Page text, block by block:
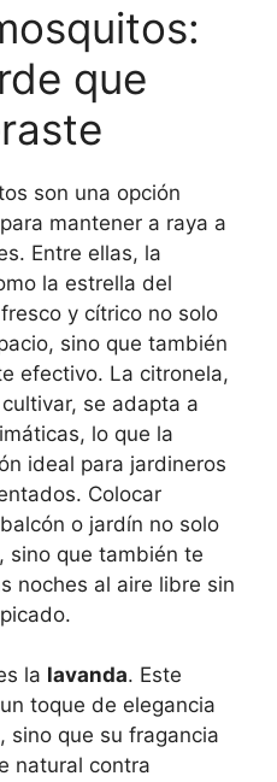
que
son una opción
mantener a raya a
Entre ellas, la
la estrella del
y cítrico no solo
sino que también
efectivo. La citronela,
se adapta a
lo que la
ideal para jardineros
Colocar
o jardín no solo
sino que también te
noches al aire libre sin
la lavanda. Este
toque de elegancia
sino que su fragancia
natural contra